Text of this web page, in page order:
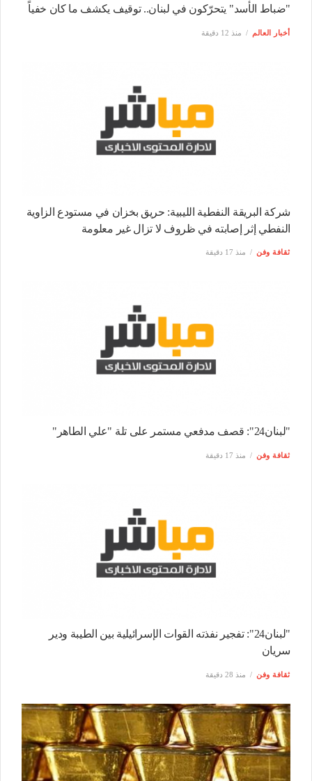
"ضباط الأسد" يتحرّكون في لبنان.. توقيف يكشف ما كان خفياً
أخبار العالم منذ 12 دقيقة
شركة البريقة النفطية الليبية: حريق بخزان في مستودع الزاوية
النفطي إثر إصابته في ظروف لا تزال غير معلومة
ثقافة وفن منذ 17 دقيقة
"لبنان24": قصف مدفعي مستمر على تلة "علي الطاهر"
ثقافة وفن منذ 17 دقيقة
"لبنان24": تفجير نفذته القوات الإسرائيلية بين الطيبة ودير
سريان
ثقافة وفن منذ 28 دقيقة